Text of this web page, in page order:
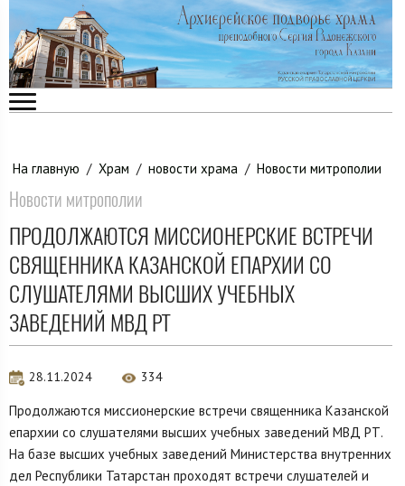
На главную / Храм / новости храма / Новости митрополии
Новости митрополии
ПРОДОЛЖАЮТСЯ МИССИОНЕРСКИЕ ВСТРЕЧИ
СВЯЩЕННИКА КАЗАНСКОЙ ЕПАРХИИ СО
СЛУШАТЕЛЯМИ ВЫСШИХ УЧЕБНЫХ
ЗАВЕДЕНИЙ МВД РТ
28.11.2024 334
Продолжаются миссионерские встречи священника Казанской
епархии со слушателями высших учебных заведений МВД РТ.
На базе высших учебных заведений Министерства внутренних
дел Республики Татарстан проходят встречи слушателей и